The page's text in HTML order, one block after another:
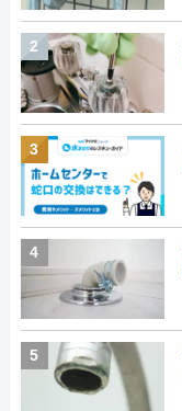
2
3
4
5